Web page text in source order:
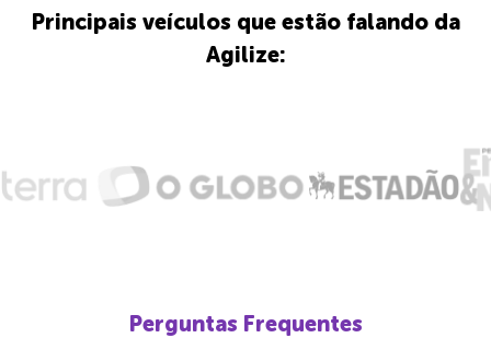
Principais veículos que estão falando da
Agilize:
Perguntas Frequentes